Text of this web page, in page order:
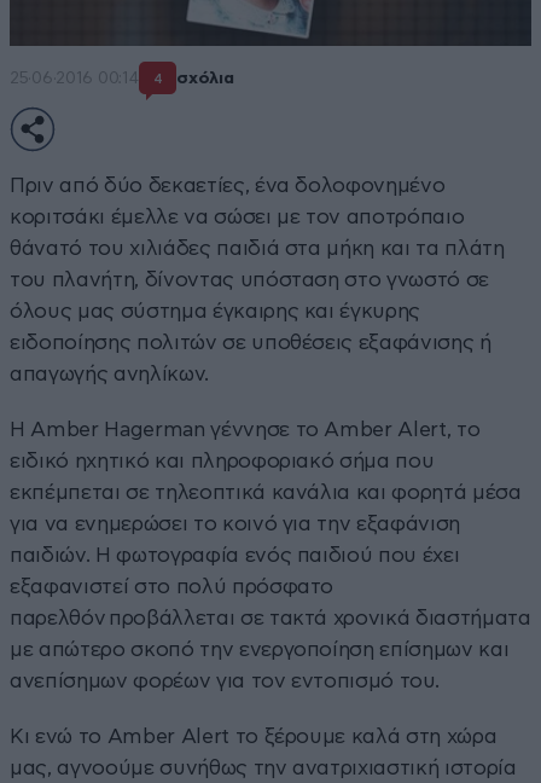
25·06·2016 00:14 4 σχόλια
Πριν από δύο δεκαετίες, ένα δολοφονημένο
κοριτσάκι έμελλε να σώσει με τον αποτρόπαιο
θάνατό του χιλιάδες παιδιά στα μήκη και τα πλάτη
του πλανήτη, δίνοντας υπόσταση στο γνωστό σε
όλους μας σύστημα έγκαιρης και έγκυρης
ειδοποίησης πολιτών σε υποθέσεις εξαφάνισης ή
απαγωγής ανηλίκων.
Η Amber Hagerman γέννησε το Amber Alert, το
ειδικό ηχητικό και πληροφοριακό σήμα που
εκπέμπεται σε τηλεοπτικά κανάλια και φορητά μέσα
για να ενημερώσει το κοινό για την εξαφάνιση
παιδιών. Η φωτογραφία ενός παιδιού που έχει
εξαφανιστεί στο πολύ πρόσφατο
παρελθόν προβάλλεται σε τακτά χρονικά διαστήματα
με απώτερο σκοπό την ενεργοποίηση επίσημων και
ανεπίσημων φορέων για τον εντοπισμό του.
Κι ενώ το Amber Alert το ξέρουμε καλά στη χώρα
μας, αγνοούμε συνήθως την ανατριχιαστική ιστορία